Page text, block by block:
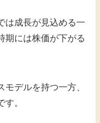
は成長が見込める一
期には株価が下がる
デルを持つ一方、
。